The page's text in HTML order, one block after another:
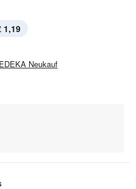
1,19
EDEKA Neukauf